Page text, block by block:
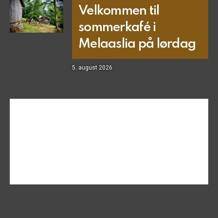
Velkommen til
sommerkafé i
Melaaslia på lørdag
5. august 2026